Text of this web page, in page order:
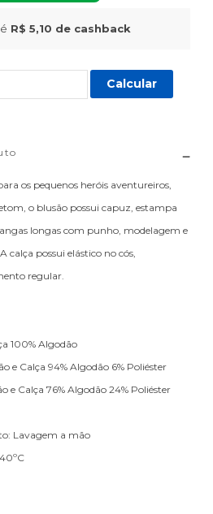
R$ 5,10 de cashback
Calcular
os pequenos heróis aventureiros,
o blusão possui capuz, estampa
longas com punho, modelagem e
possui elástico no cós,
regular.
100% Algodão
e Calça 94% Algodão 6% Poliéster
e Calça 76% Algodão 24% Poliéster
Lavagem a mão